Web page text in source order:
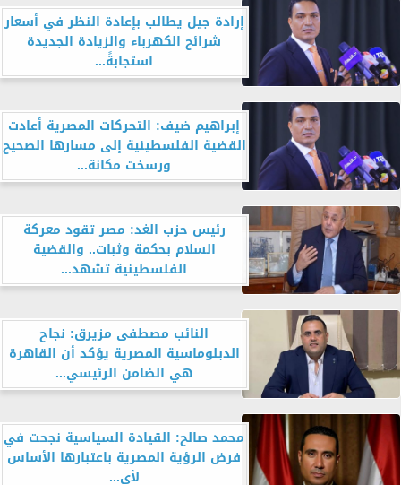
إرادة جيل يطالب بإعادة النظر في أسعار
شرائح الكهرباء والزيادة الجديدة
استجابةً...
إبراهيم ضيف: التحركات المصرية أعادت
القضية الفلسطينية إلى مسارها الصحيح
ورسخت مكانة...
رئيس حزب الغد: مصر تقود معركة
السلام بحكمة وثبات.. والقضية
الفلسطينية تشهد...
النائب مصطفى مزيرق: نجاح
الدبلوماسية المصرية يؤكد أن القاهرة
هي الضامن الرئيسي...
محمد صالح: القيادة السياسية نجحت في
فرض الرؤية المصرية باعتبارها الأساس
لأي...